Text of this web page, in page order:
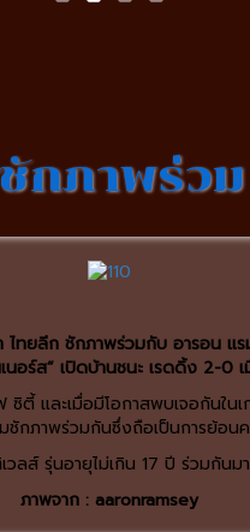
กภาพร่ว
ยลีก ชักภาพร่วมกับ อารอน แ
อร์ส” เปิดบ้านชนะ เรดดิ้ง 2-0
ตี้ และเมื่อมีโอกาสพบเจอกัน
กภาพร่วมกันซึ่งถือเป็นการย้อนค
ส์ รุ่นอายุไม่เกิน 17 ปี ร่วมกันม
ภาพจาก : aaronramsey